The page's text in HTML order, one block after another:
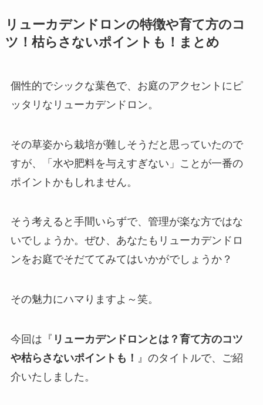
リューカデンドロンの特徴や育て方のコ
ツ！枯らさないポイントも！まとめ
個性的でシックな葉色で、お庭のアクセントにピ
ッタリなリューカデンドロン。
その草姿から栽培が難しそうだと思っていたので
すが、「水や肥料を与えすぎない」ことが一番の
ポイントかもしれません。
そう考えると手間いらずで、管理が楽な方ではな
いでしょうか。ぜひ、あなたもリューカデンドロ
ンをお庭でそだててみてはいかがでしょうか？
その魅力にハマりますよ～笑。
今回は『 リューカデンドロンとは？育て方のコツ
や枯らさないポイントも！ 』のタイトルで、ご紹
介いたしました。